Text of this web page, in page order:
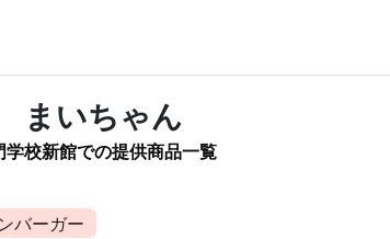
まいちゃん
校新館での提供商品一覧
バーガー